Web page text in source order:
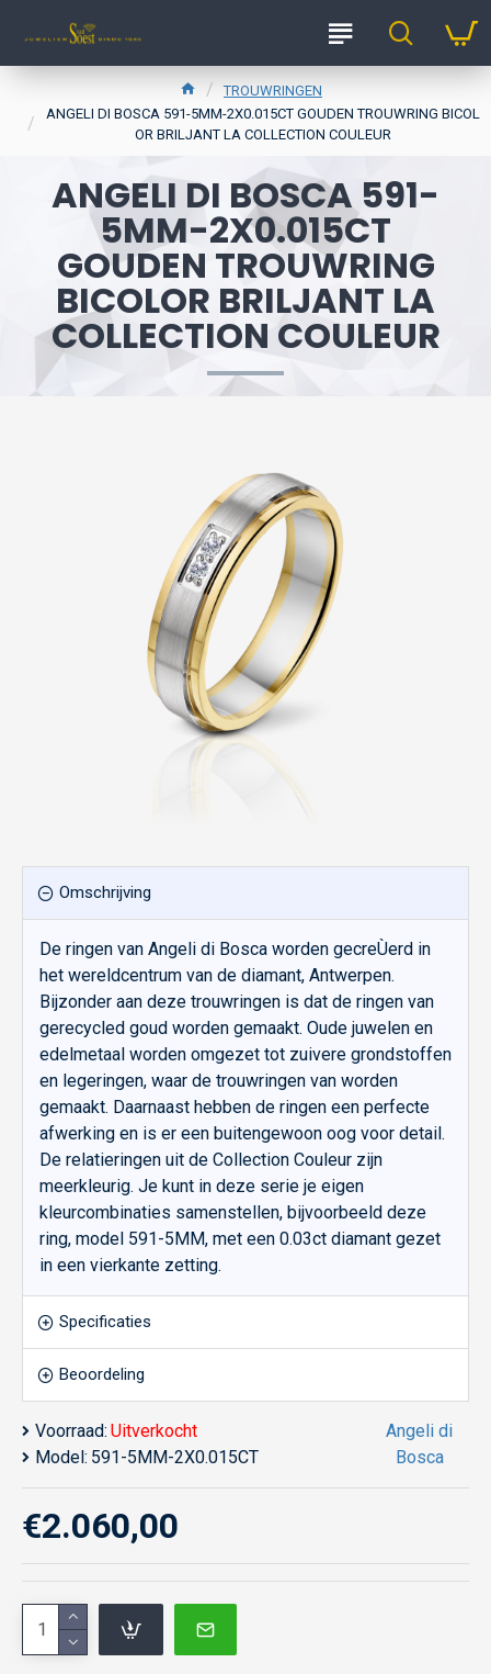
TROUWRINGEN
ANGELI DI BOSCA 591-5MM-2X0.015CT GOUDEN TROUWRING BICOL
OR BRILJANT LA COLLECTION COULEUR
ANGELI DI BOSCA 591-
5MM-2X0.015CT
GOUDEN TROUWRING
BICOLOR BRILJANT LA
COLLECTION COULEUR
Omschrijving
De ringen van Angeli di Bosca worden gecreÙerd in
het wereldcentrum van de diamant, Antwerpen.
Bijzonder aan deze trouwringen is dat de ringen van
gerecycled goud worden gemaakt. Oude juwelen en
edelmetaal worden omgezet tot zuivere grondstoffen
en legeringen, waar de trouwringen van worden
gemaakt. Daarnaast hebben de ringen een perfecte
afwerking en is er een buitengewoon oog voor detail.
De relatieringen uit de Collection Couleur zijn
meerkleurig. Je kunt in deze serie je eigen
kleurcombinaties samenstellen, bijvoorbeeld deze
ring, model 591-5MM, met een 0.03ct diamant gezet
in een vierkante zetting.
Specificaties
Beoordeling
Voorraad: Uitverkocht
Model: 591-5MM-2X0.015CT
Angeli di
Bosca
€2.060,00